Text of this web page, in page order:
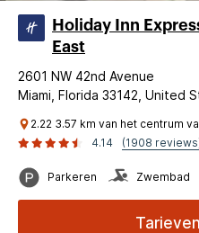
Holiday Inn
East
2601 NW 42nd Avenue
Miami, Florida 33142, United
2.22 3.57 km van het centrum
4.14
(1908
Parkeren Zwembad